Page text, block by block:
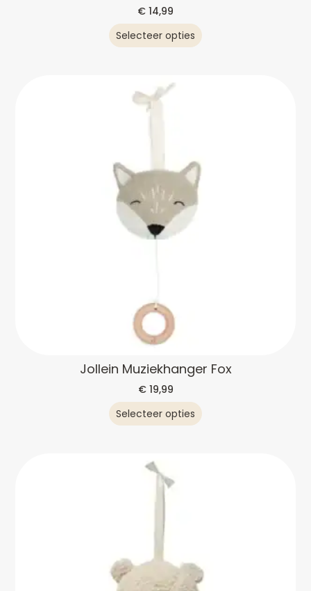
€ 14,99
Selecteer opties
Jollein Muziekhanger Fox
€19,99
Selecteer opties